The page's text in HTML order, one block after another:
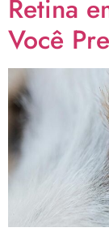
Retina
Você